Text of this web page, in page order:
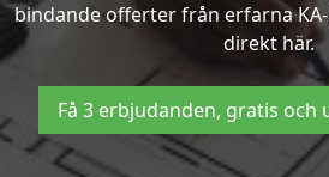
bindande offerter från erfarna
direkt här.
Få 3 erbjudanden, gratis